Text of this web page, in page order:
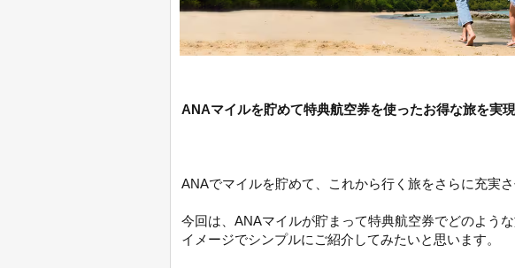
ANAマイルを貯めて特典航空券を使ったお得な旅を実現
ANAでマイルを貯めて、これから行く旅をさらに充実
今回は、ANAマイルが貯まって特典航空券でどのよう
イメージでシンプルにご紹介してみたいと思います。